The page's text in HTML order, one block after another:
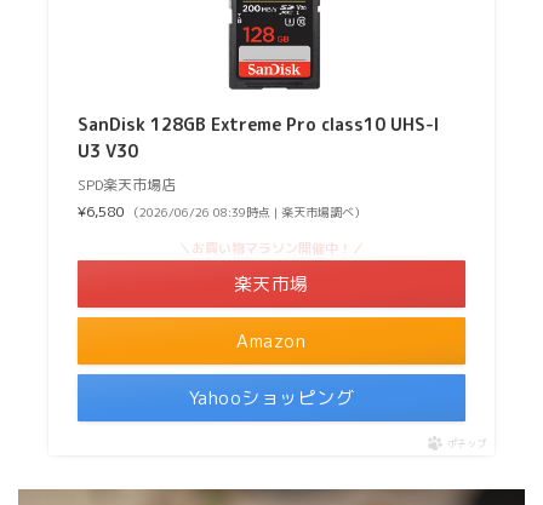
SanDisk 128GB Extreme Pro class10 UHS-I
U3 V30
SPD楽天市場店
¥6,580
（2026/06/26 08:39時点 | 楽天市場調べ）
Amazon
＼お買い物マラソン開催中！／
楽天市場
Yahooショッピング
ポチップ